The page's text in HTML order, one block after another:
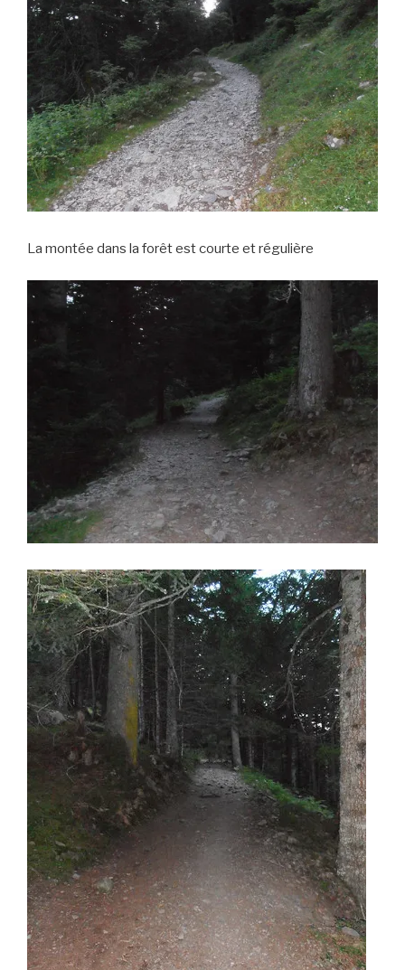
La montée dans la forêt est courte et régulière